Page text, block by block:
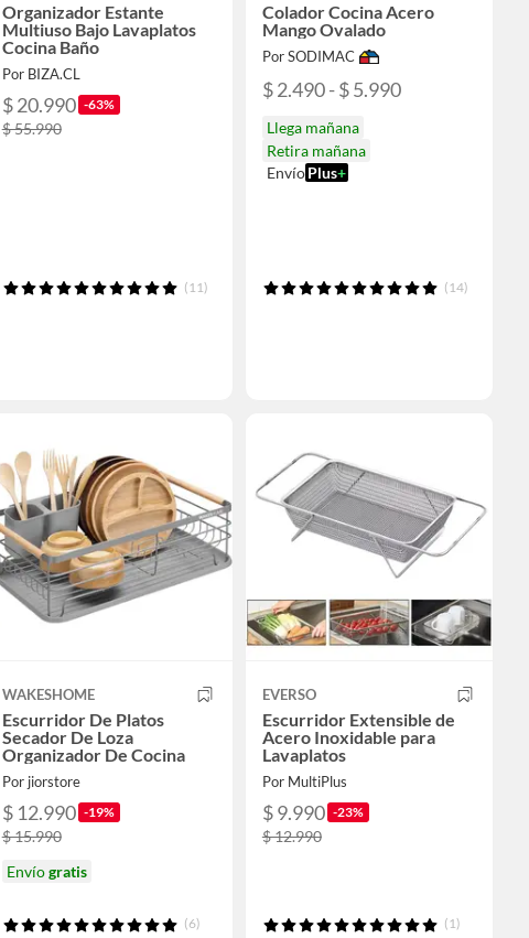
Organizador Estante
Multiuso Bajo Lavaplatos
Cocina Baño
Por BIZA.CL
$ 20.990 -63%
$ 55.990
(11)
Colador Cocina Acero
Mango Ovalado
Por SODIMAC
$ 2.490 - $ 5.990
Llega mañana
Retira mañana
EnvíoPlus+
(14)
WAKESHOME
Escurridor De Platos
Secador De Loza
Organizador De Cocina
Por jiorstore
$ 12.990 -19%
$ 15.990
Envíogratis
(6)
EVERSO
Escurridor Extensible de
Acero Inoxidable para
Lavaplatos
Por MultiPlus
$ 9.990 -23%
$ 12.990
(1)